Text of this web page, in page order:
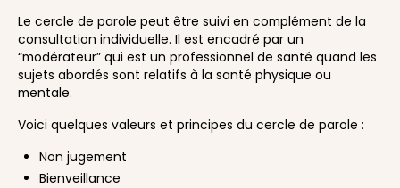
Le cercle de parole peut être suivi en complément de la
consultation individuelle. Il est encadré par un
“modérateur” qui est un professionnel de santé quand les
sujets abordés sont relatifs à la santé physique ou
mentale.
Voici quelques valeurs et principes du cercle de parole :
Non jugement
Bienveillance